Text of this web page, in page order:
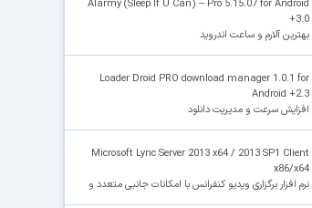
Alarmy (Sleep If U Can) – Pro 5.15.07 for Android
+3.0
بهترین آلارم و ساعت اندروید
Loader Droid PRO download manager 1.0.1 for
Android +2.3
افزایش سرعت و مدیریت دانلود
Microsoft Lync Server 2013 x64 / 2013 SP1 Client
x86/x64
نرم افزار برگزاری ویدیو کنفرانس با امکانات جانبی متعدد و